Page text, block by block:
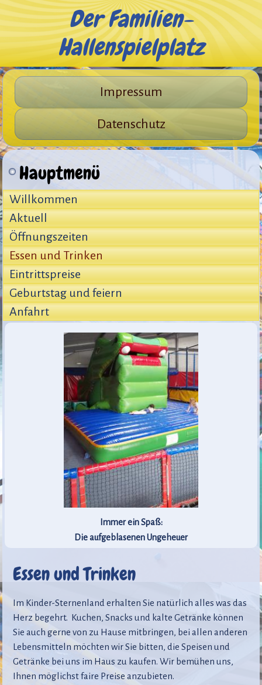
Der Familien-
Hallenspielplatz
Impressum
Datenschutz
Hauptmenü
Willkommen
Aktuell
Öffnungszeiten
Essen und Trinken
Eintrittspreise
Geburtstag und feiern
Anfahrt
Immer ein Spaß:
Die aufgeblasenen Ungeheuer
Essen und Trinken
Im Kinder-Sternenland erhalten Sie natürlich alles was das
Herz begehrt. Kuchen, Snacks und kalte Getränke können
Sie auch gerne von zu Hause mitbringen, bei allen anderen
Lebensmitteln möchten wir Sie bitten, die Speisen und
Getränke bei uns im Haus zu kaufen. Wir bemühen uns,
Ihnen möglichst faire Preise anzubieten.